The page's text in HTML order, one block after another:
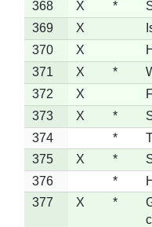
368
X *
369
X
370
X
371
X *
372
X
373
X *
374
*
375
X *
376
*
377
X *